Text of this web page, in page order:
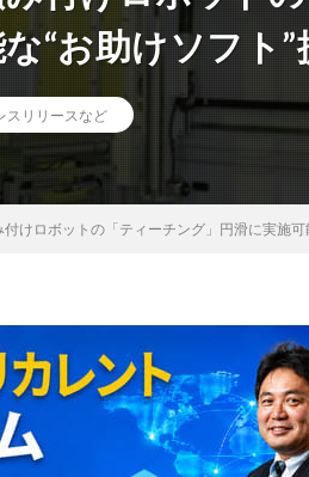
“お助けソフト”
スリリースなど
けロボットの「ティーチング」円滑に実施